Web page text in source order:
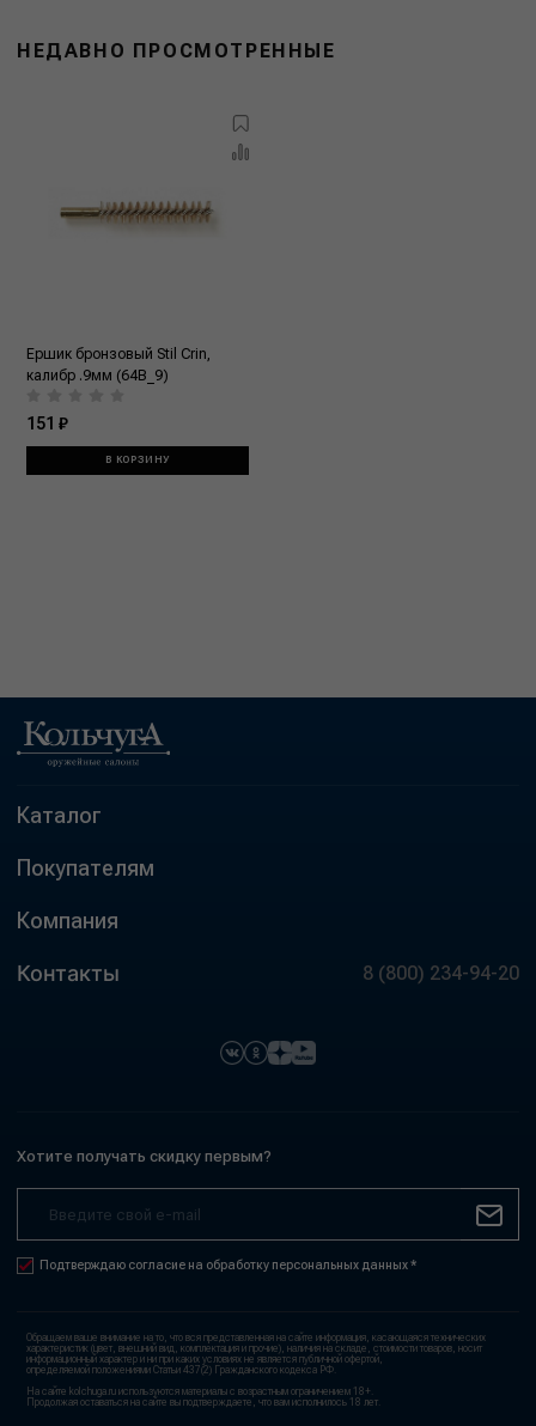
НЕДАВНО ПРОСМОТРЕННЫЕ
Ершик бронзовый Stil Crin,
калибр .9мм (64B_9)
151 ₽
В КОРЗИНУ
Каталог
Покупателям
Компания
Контакты 8 (800) 234-94-20
Хотите получать скидку первым?
Подтверждаю согласие на обработку персональных данных *
Обращаем ваше внимание на то, что вся представленная на сайте информация, касающаяся технических
характеристик (цвет, внешний вид, комплектация и прочие), наличия на складе, стоимости товаров, носит
информационный характер и ни при каких условиях не является публичной офертой,
определяемой положениями Статьи 437(2) Гражданского кодекса РФ.
На сайте kolchuga.ru используются материалы с возрастным ограничением 18+.
Продолжая оставаться на сайте вы подтверждаете, что вам исполнилось 18 лет.